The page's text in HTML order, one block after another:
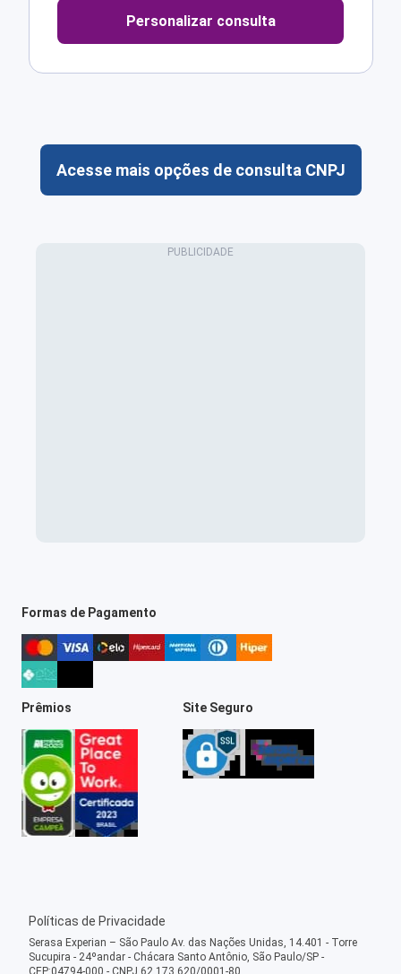
Personalizar consulta
Acesse mais opções de consulta CNPJ
Formas de Pagamento
Prêmios Site Seguro
Políticas de Privacidade
Serasa Experian – São Paulo Av. das Nações Unidas, 14.401 - Torre
Sucupira - 24ºandar - Chácara Santo Antônio, São Paulo/SP -
CEP:04794-000 - CNPJ 62.173.620/0001-80